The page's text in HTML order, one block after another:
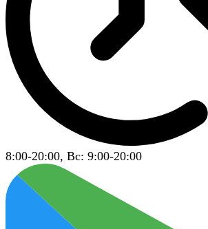
8:00-20:00, Вс: 9:00-20:00